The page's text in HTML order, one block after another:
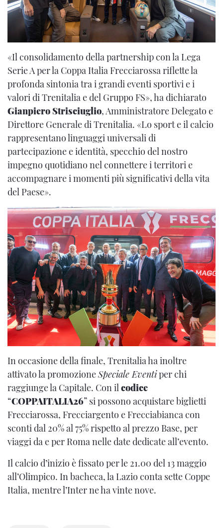
«Il consolidamento della partnership con la Lega
Serie A per la Coppa Italia Frecciarossa riflette la
profonda sintonia tra i grandi eventi sportivi e i
valori di Trenitalia e del Gruppo FS», ha dichiarato
Gianpiero Strisciuglio, Amministratore Delegato e
Direttore Generale di Trenitalia. «Lo sport e il calcio
rappresentano linguaggi universali di
partecipazione e identità, specchio del nostro
impegno quotidiano nel connettere i territori e
accompagnare i momenti più significativi della vita
del Paese».
In occasione della finale, Trenitalia ha inoltre
attivato la promozioneSpeciale Eventiper chi
raggiunge la Capitale. Con ilcodice
“COPPAITALIA26” si possono acquistare biglietti
Frecciarossa, Frecciargento e Frecciabianca con
sconti dal 20% al 75% rispetto al prezzo Base, per
viaggi da e per Roma nelle date dedicate all’evento.
Il calcio d’inizio è fissato per le 21.00 del 13 maggio
all’Olimpico. In bacheca, la Lazio conta sette Coppe
Italia, mentre l’Inter ne ha vinte nove.